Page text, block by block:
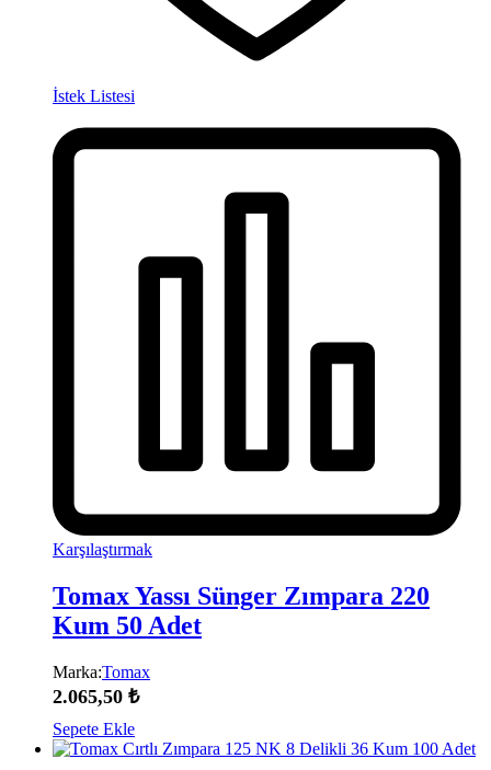
İstek Listesi
Karşılaştırmak
Tomax Yassı Sünger Zımpara 220
Kum 50 Adet
Marka:Tomax
2.065,50 ₺
Sepete Ekle